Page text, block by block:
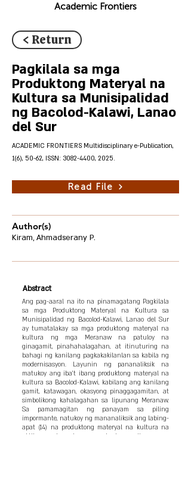
Academic Frontiers
< Return
Pagkilala sa mga
Produktong Materyal na
Kultura sa Munisipalidad
ng Bacolod-Kalawi, Lanao
del Sur
ACADEMIC FRONTIERS Multidisciplinary e-Publication,
1(6), 50-62, ISSN: 3082-4400, 2025.
Read File
Author(s)
Kiram, Ahmadserany P.
Abstract
Ang pag-aaral na ito na pinamagatang Pagkilala
sa mga Produktong Materyal na Kultura sa
Munisipalidad ng Bacolod-Kalawi, Lanao del Sur
ay tumatalakay sa mga produktong materyal na
kultura ng mga Meranaw na patuloy na
ginagamit, pinahahalagahan, at itinuturing na
bahagi ng kanilang pagkakakilanlan sa kabila ng
modernisasyon. Layunin ng pananaliksik na
matukoy ang iba’t ibang produktong materyal na
kultura sa Bacolod-Kalawi, kabilang ang kanilang
gamit, katawagan, okasyong pinaggagamitan, at
simbolikong kahalagahan sa lipunang Meranaw.
Sa pamamagitan ng panayam sa piling
impormante, natukoy ng mananaliksik ang labing-
apat (14) na produktong materyal na kultura na
aktibo pa ring ginagawa at ginagamit ng mga